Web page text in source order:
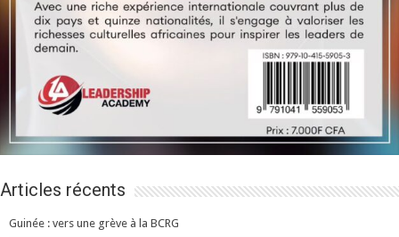
Articles récents
Guinée : vers une grève à la BCRG